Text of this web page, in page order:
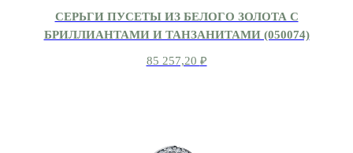
СЕРЬГИ ПУСЕТЫ ИЗ БЕЛОГО ЗОЛОТА С
БРИЛЛИАНТАМИ И ТАНЗАНИТАМИ (050074)
85 257,20 ₽